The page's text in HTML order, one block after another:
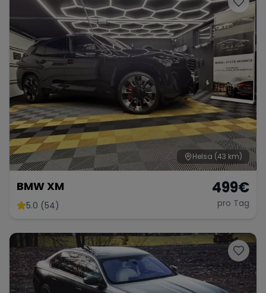
Helsa (43 km)
BMW XM
5.0 (54)
499€
pro Tag